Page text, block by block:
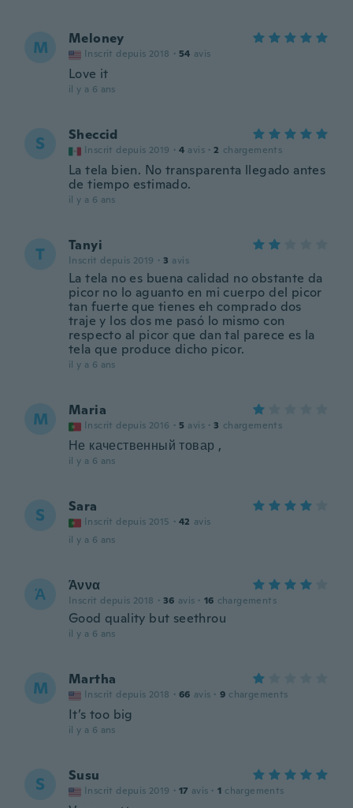
M Meloney
Inscrit depuis 2018 · 54 avis
Love it
il y a 6 ans
S Sheccid
Inscrit depuis 2019 · 4 avis · 2 chargements
La tela bien. No transparenta llegado antes
de tiempo estimado.
il y a 6 ans
T Tanyi
Inscrit depuis 2019 · 3 avis
La tela no es buena calidad no obstante da
picor no lo aguanto en mi cuerpo del picor
tan fuerte que tienes eh comprado dos
traje y los dos me pasó lo mismo con
respecto al picor que dan tal parece es la
tela que produce dicho picor.
il y a 6 ans
M Maria
Inscrit depuis 2016 · 5 avis · 3 chargements
Не качественный товар ,
il y a 6 ans
S Sara
Inscrit depuis 2015 · 42 avis
il y a 6 ans
Ά Άννα
Inscrit depuis 2018 · 36 avis · 16 chargements
Good quality but seethrou
il y a 6 ans
M Martha
Inscrit depuis 2018 · 66 avis · 9 chargements
It’s too big
il y a 6 ans
S Susu
Inscrit depuis 2019 · 17 avis · 1 chargements